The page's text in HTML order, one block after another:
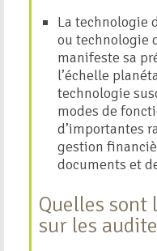
La technologie
ou technologie
manifeste sa
l’échelle
technologie
modes de
d’importantes
gestion
documents et
Quelles sont
sur les